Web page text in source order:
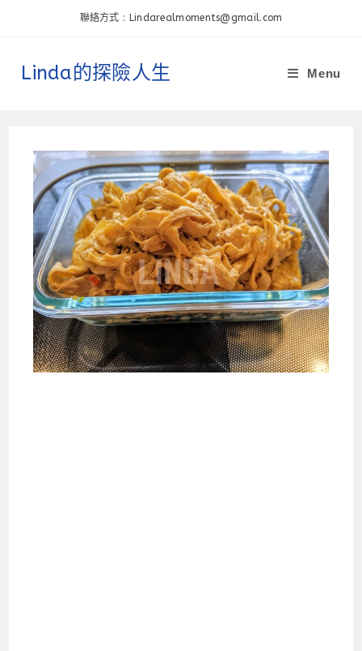
聯絡方式 : Lindarealmoments@gmail.com
Linda的探險人生 Menu